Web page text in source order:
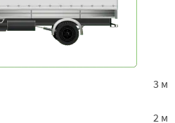
3 м
2 м